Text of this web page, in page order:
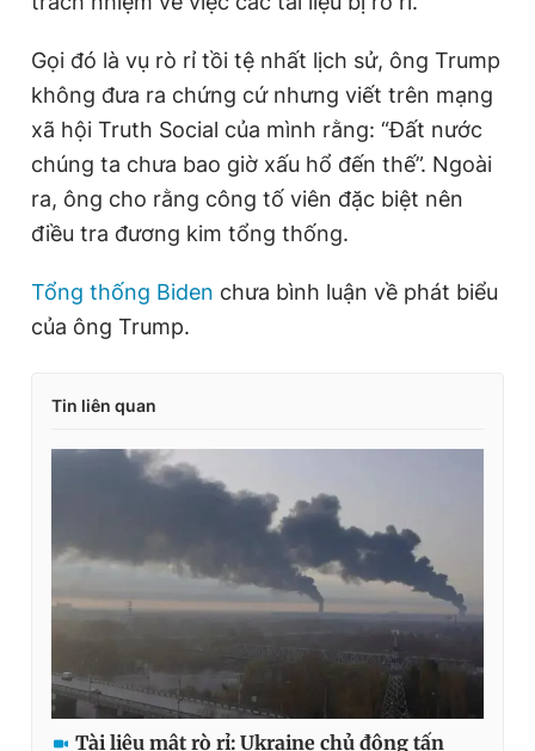
Gọi đó là vụ rò rỉ tồi tệ nhất lịch sử, ông Trump
không đưa ra chứng cứ nhưng viết trên mạng
xã hội Truth Social của mình rằng: “Đất nước
chúng ta chưa bao giờ xấu hổ đến thế”. Ngoài
ra, ông cho rằng công tố viên đặc biệt nên
điều tra đương kim tổng thống.
Tổng thống Biden chưa bình luận về phát biểu
của ông Trump.
Tin liên quan
Tài liệu mật rò rỉ: Ukraine chủ động tấn